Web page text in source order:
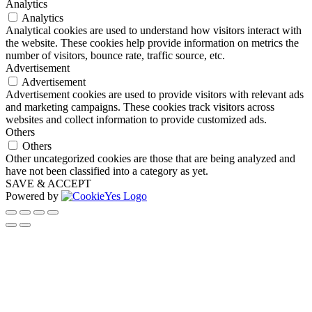
Analytics
Analytics
Analytical cookies are used to understand how visitors interact with
the website. These cookies help provide information on metrics the
number of visitors, bounce rate, traffic source, etc.
Advertisement
Advertisement
Advertisement cookies are used to provide visitors with relevant ads
and marketing campaigns. These cookies track visitors across
websites and collect information to provide customized ads.
Others
Others
Other uncategorized cookies are those that are being analyzed and
have not been classified into a category as yet.
SAVE & ACCEPT
Powered by